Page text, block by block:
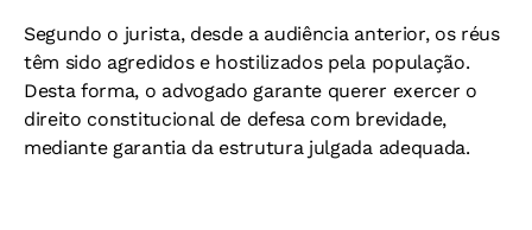
Segundo o jurista, desde a audiência anterior, os réus
têm sido agredidos e hostilizados pela população.
Desta forma, o advogado garante querer exercer o
direito constitucional de defesa com brevidade,
mediante garantia da estrutura julgada adequada.